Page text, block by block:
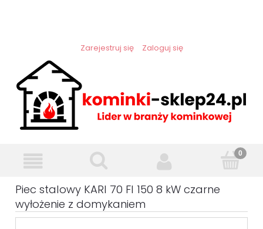
Zarejestruj się Zaloguj się
Piec stalowy KARI 70 FI 150 8 kW czarne
wyłożenie z domykaniem